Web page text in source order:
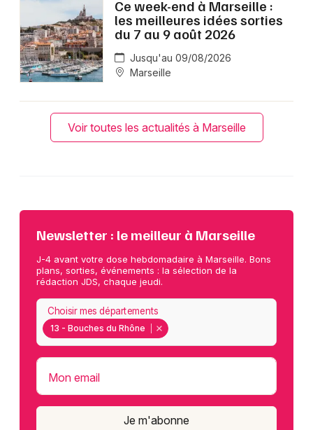
Ce week-end à Marseille :
les meilleures idées sorties
du 7 au 9 août 2026
Jusqu'au 09/08/2026
Marseille
Voir toutes les actualités à Marseille
Newsletter : le meilleur à Marseille
J-4 avant votre dose hebdomadaire à Marseille. Bons
plans, sorties, événements : la sélection de la
rédaction JDS, chaque jeudi.
13 - Bouches du Rhône
Choisir mes départements
Mon email
Je m'abonne